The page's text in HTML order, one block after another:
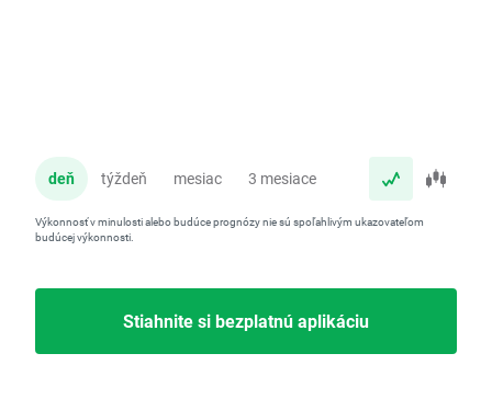
deň týždeň mesiac 3 mesiace
Výkonnosť v minulosti alebo budúce prognózy nie sú spoľahlivým ukazovateľom
budúcej výkonnosti.
Stiahnite si bezplatnú aplikáciu